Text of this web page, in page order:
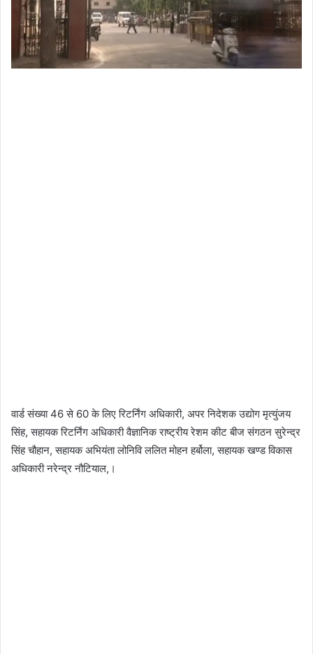
वार्ड संख्या 46 से 60 के लिए रिटर्निंग अधिकारी, अपर निदेशक उद्योग मृत्युंजय
सिंह, सहायक रिटर्निंग अधिकारी वैज्ञानिक राष्ट्रीय रेशम कीट बीज संगठन सुरेन्द्र
सिंह चौहान, सहायक अभियंता लोनिवि ललित मोहन हर्बोला, सहायक खण्ड विकास
अधिकारी नरेन्द्र नौटियाल,।